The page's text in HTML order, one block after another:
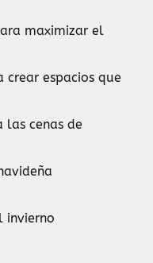
maximizar el
crear espacios que
las cenas de
invierno